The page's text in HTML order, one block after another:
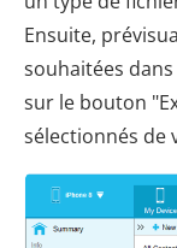
Ensuite,
souhaitées
sur le bouton
sélectionnés de